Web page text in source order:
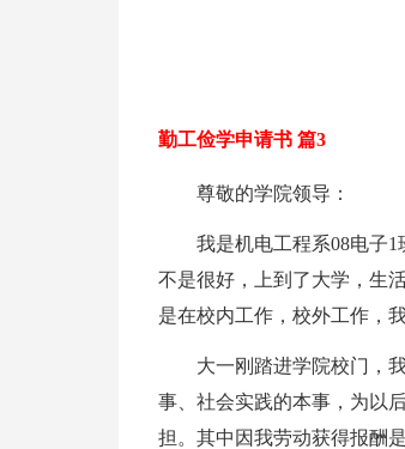
勤工俭学申请书 篇3
尊敬的学院领导：
我是机电工程系08电子
不是很好，上到了大学，生
是在校内工作，校外工作，
大一刚踏进学院校门，
事、社会实践的本事，为以
担。其中因我劳动获得报酬